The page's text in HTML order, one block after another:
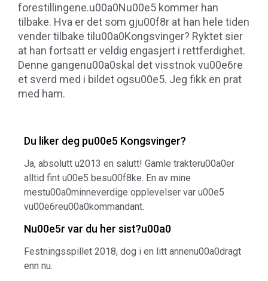
forestillingene.u00a0Nu00e5 kommer han
tilbake. Hva er det som gju00f8r at han hele tiden
vender tilbake tilu00a0Kongsvinger? Ryktet sier
at han fortsatt er veldig engasjert i rettferdighet.
Denne gangenu00a0skal det visstnok vu00e6re
et sverd med i bildet ogsu00e5. Jeg fikk en prat
med ham.
Du liker deg pu00e5 Kongsvinger?
Ja, absolutt u2013 en salutt! Gamle trakteru00a0er
alltid fint u00e5 besu00f8ke. En av mine
mestu00a0minneverdige opplevelser var u00e5
vu00e6reu00a0kommandant.
Nu00e5r var du her sist?u00a0
Festningsspillet 2018, dog i en litt annenu00a0dragt
enn nu.